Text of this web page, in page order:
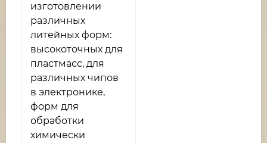
изготовлении
различных
литейных форм:
высокоточных для
пластмасс, для
различных чипов
в электронике,
форм для
обработки
химически